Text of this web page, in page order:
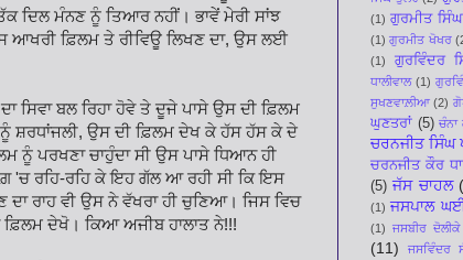
ਦਿਲ ਮੰਨਣ ਨੂੰ ਤਿਆਰ ਨਹੀਂ। ਭਾਵੇਂ ਮੇਰੀ ਸਾਂਝ
ਆਖਰੀ ਫ਼ਿਲਮ ਤੇ ਰੀਵਿਊ ਲਿਖਣ ਦਾ, ਉਸ ਲਈ
ਸਿਵਾ ਬਲ ਰਿਹਾ ਹੋਵੇ ਤੇ ਦੂਜੇ ਪਾਸੇ ਉਸ ਦੀ ਫ਼ਿਲਮ
ਸ਼ਰਧਾਂਜਲੀ, ਉਸ ਦੀ ਫ਼ਿਲਮ ਦੇਖ ਕੇ ਹੱਸ ਹੱਸ ਕੇ ਦੇ
ਪਰਖਣਾ ਚਾਹੁੰਦਾ ਸੀ ਉਸ ਪਾਸੇ ਧਿਆਨ ਹੀ
'ਚ ਰਹਿ-ਰਹਿ ਕੇ ਇਹ ਗੱਲ ਆ ਰਹੀ ਸੀ ਕਿ ਇਸ
ਰਾਹ ਵੀ ਉਸ ਨੇ ਵੱਖਰਾ ਹੀ ਚੁਣਿਆ। ਜਿਸ ਵਿਚ
ਫ਼ਿਲਮ ਦੇਖੋ। ਕਿਆ ਅਜੀਬ ਹਾਲਾਤ ਨੇ!!!
(1) ਗੁਰਮੀਤ
(1) ਗੁਰਮੀਤ ਖੋਖਰ
(1)
ਗੁਰਵਿੰਦਰ
ਧਾਲੀਵਾਲ (1)
ਸੁਖਣਵਾਲ਼ੀਆ (2)
ਘੁਣਤਰਾਂ (5)
ਚਰਨਜੀਤ ਸਿੰਘ
ਚਰਨਜੀਤ ਕੌਰ
(5) ਜੱਸ ਚਾਹਲ
(1) ਜਸਪਾਲ
(1) ਜਸਬੀਰ ਦੋਲੀਕੇ
(11) ਜਸਵਿੰਦਰ